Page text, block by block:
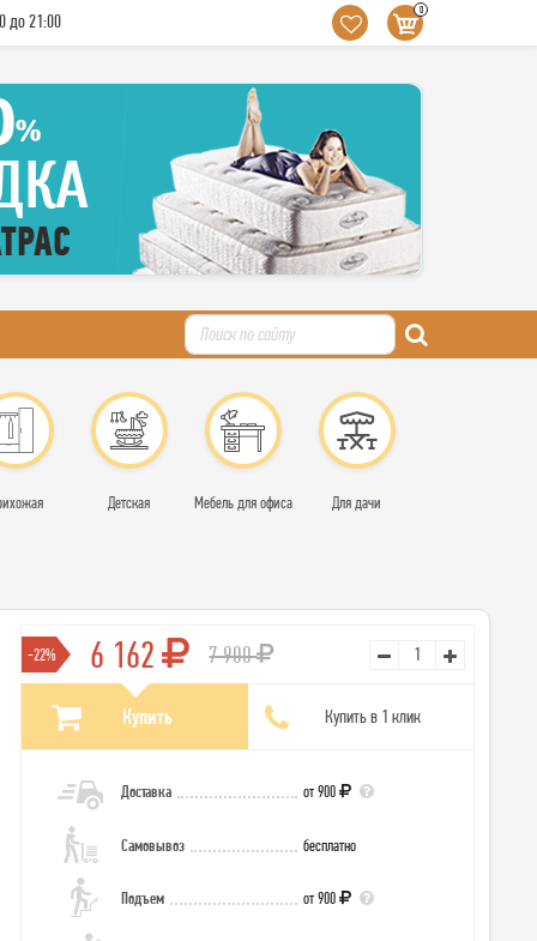
до 21:00
0
Детская Мебель для офиса Для дачи
-22% 6 162 7 900
Купить Купить в 1 клик
Доставка от 900
Самовывоз бесплатно
Подъем от 900